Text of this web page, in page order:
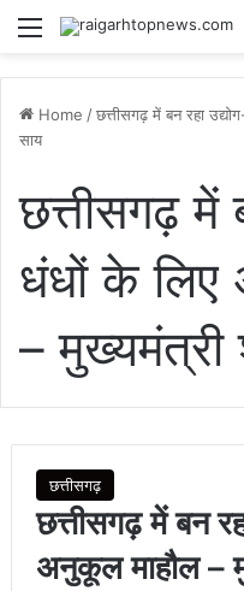
Menu
Home /छत्तीसगढ़ में बन रहा
साय
छत्तीसगढ़ में
धंधों के लिए
– मुख्यमंत्री
छत्तीसगढ़
छत्तीसगढ़ में बन
अनुकूल माहौल –